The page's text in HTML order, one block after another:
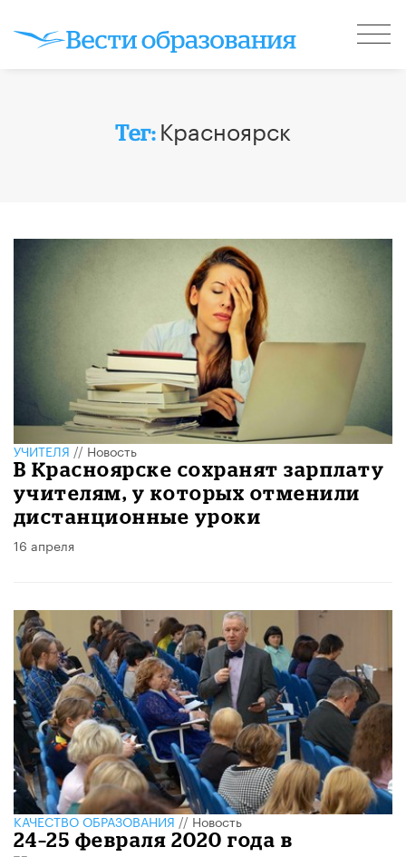
Тег: Красноярск
УЧИТЕЛЯ//Новость
В Красноярске сохранят зарплату
учителям, у которых отменили
дистанционные уроки
16 апреля
КАЧЕСТВО ОБРАЗОВАНИЯ//Новость
24–25 февраля 2020 года в